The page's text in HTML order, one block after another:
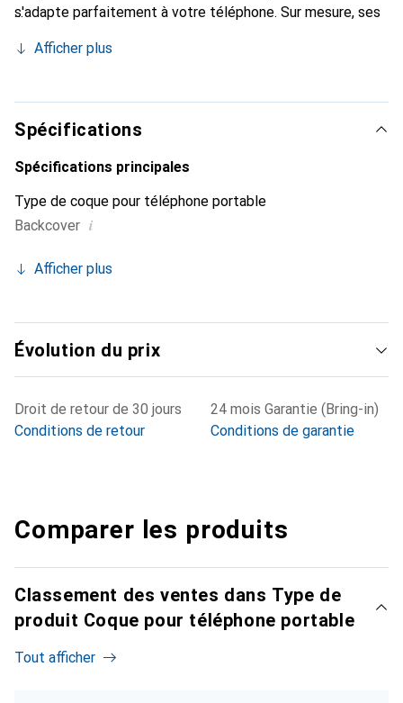
s'adapte parfaitement à votre téléphone. Sur mesure, ses
peau. Elle devient l'accessoire chic et indispensable pour
ses produits de haute qualité, la marque Noreve est un
choix fiable pour une clientèle exigeante.
Afficher plus
Spécifications
Spécifications principales
Type de coque pour téléphone portable
Backcover i
Afficher plus
Évolution du prix
Droit de retour de 30 jours
Conditions de retour
24 mois Garantie (Bring-in)
Conditions de garantie
Comparer les produits
Classement des ventes dans Type de
produit Coque pour téléphone portable
Tout afficher